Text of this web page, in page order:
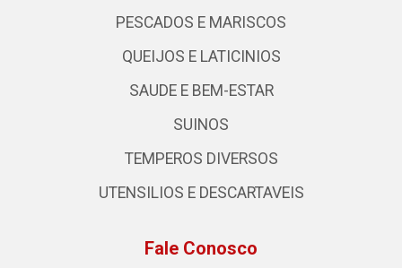
PESCADOS E MARISCOS
QUEIJOS E LATICINIOS
SAUDE E BEM-ESTAR
SUINOS
TEMPEROS DIVERSOS
UTENSILIOS E DESCARTAVEIS
Fale Conosco